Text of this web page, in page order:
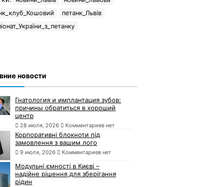
петанк_Львів
новости
Гнатология и имплантация зубов:
причины обратиться в хороший
центр
28 июля, 2026 Комментариев нет
Корпоративні блокноти під
замовлення з вашим лого
9 июля, 2026 Комментариев нет
Модульні ємності в Києві –
надійне рішення для зберігання
рідин